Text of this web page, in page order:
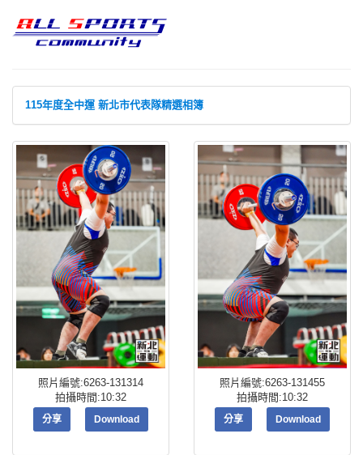
115年度全中運 新北市代表隊精選相簿
照片編號:6263-131314
拍攝時間:10:32
分享 Download
照片編號:6263-131455
拍攝時間:10:32
分享 Download